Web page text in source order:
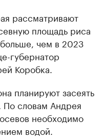
рассматривают
площадь риса
чем в 2023
губернатор
Коробка.
планируют засеять
По словам Андрея
необходимо
водой.